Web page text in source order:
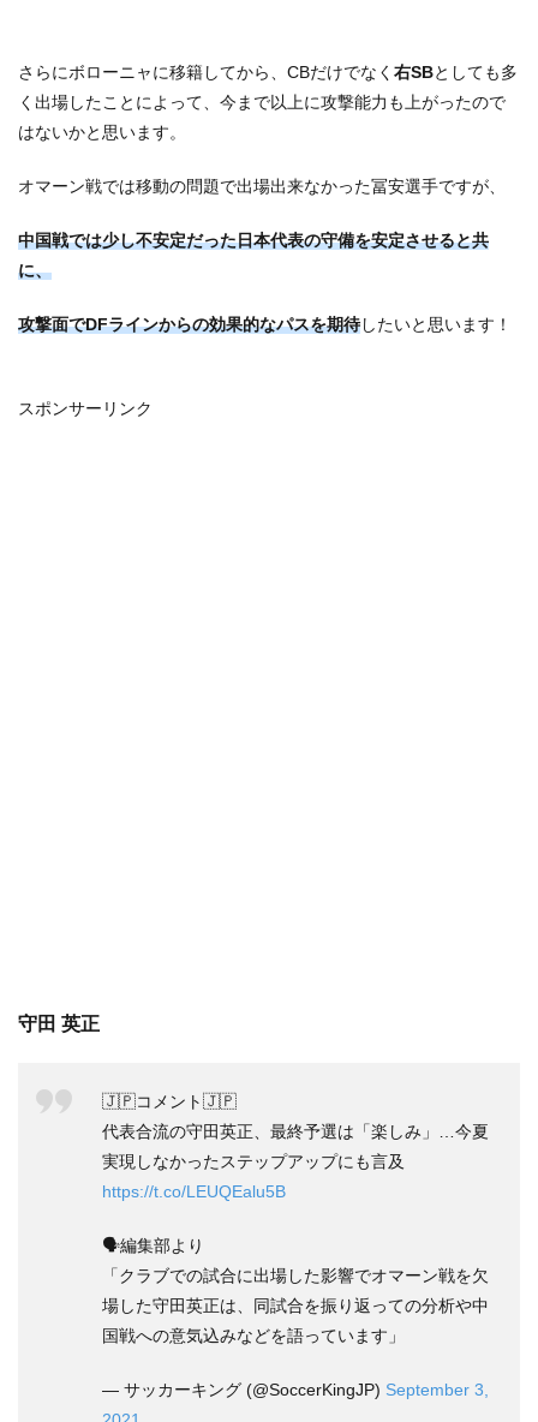
さらにボローニャに移籍してから、CBだけでなく 右SBとしても多
く出場したことによって、今まで以上に攻撃能力も上がったので
はないかと思います。
オマーン戦では移動の問題で出場出来なかった冨安選手ですが、
中国戦では少し不安定だった日本代表の守備を安定させると共
に、
攻撃面でDFラインからの効果的なパスを期待したいと思います！
スポンサーリンク
守田 英正
🇯🇵コメント🇯🇵
代表合流の守田英正、最終予選は「楽しみ」…今夏
実現しなかったステップアップにも言及
https://t.co/LEUQEalu5B
🗣編集部より
「クラブでの試合に出場した影響でオマーン戦を欠
場した守田英正は、同試合を振り返っての分析や中
国戦への意気込みなどを語っています」
— サッカーキング (@SoccerKingJP) September 3,